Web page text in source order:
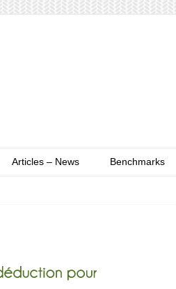
Articles – News Benchmarks